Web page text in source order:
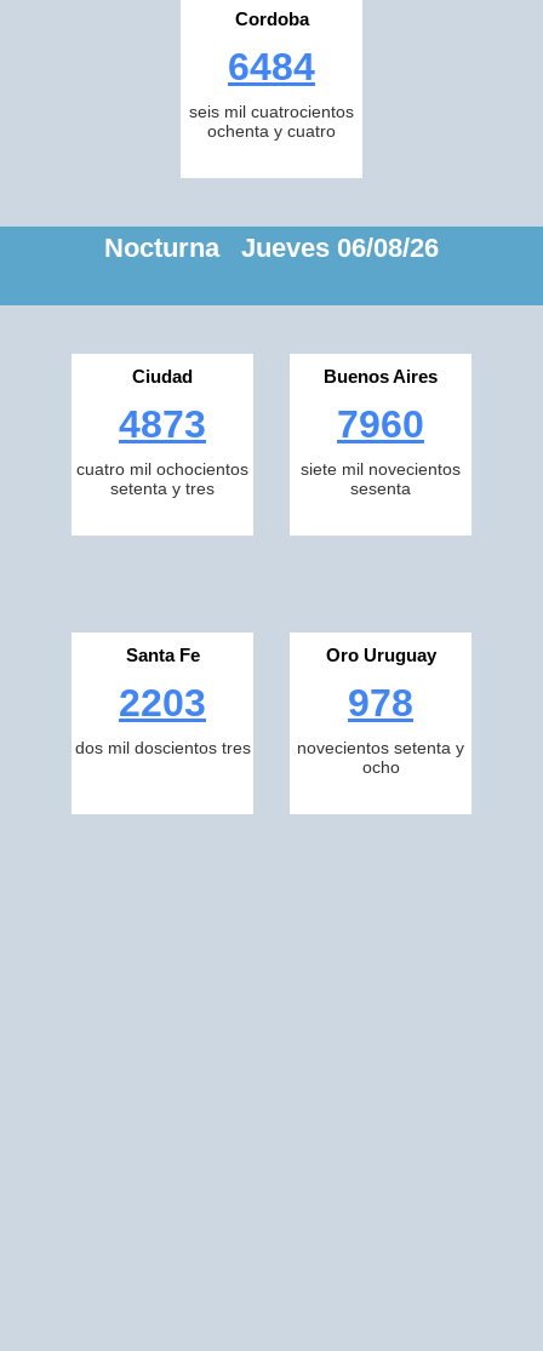
Cordoba
6484
seis mil cuatrocientos
ochenta y cuatro
Nocturna Jueves 06/08/26
Ciudad
4873
cuatro mil ochocientos
setenta y tres
Buenos Aires
7960
siete mil novecientos
sesenta
Santa Fe
2203
dos mil doscientos tres
Oro Uruguay
978
novecientos setenta y
ocho